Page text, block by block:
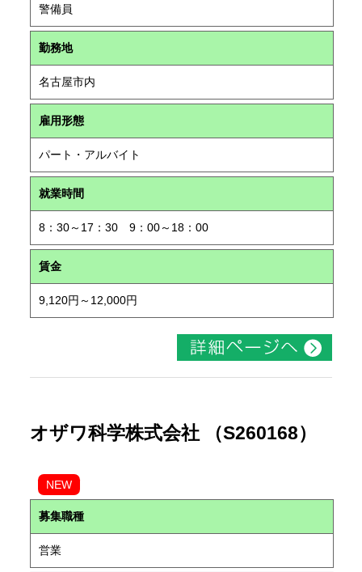
警備員
勤務地
名古屋市内
雇用形態
パート・アルバイト
就業時間
8：30～17：30 9：00～18：00
賃金
9,120円～12,000円
オザワ科学株式会社 （S260168）
NEW
募集職種
営業